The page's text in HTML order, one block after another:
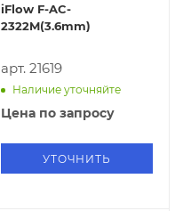
iFlow F-AC-
2322M(3.6mm)
арт. 21619
Наличие уточняйте
Цена по запросу
УТОЧНИТЬ